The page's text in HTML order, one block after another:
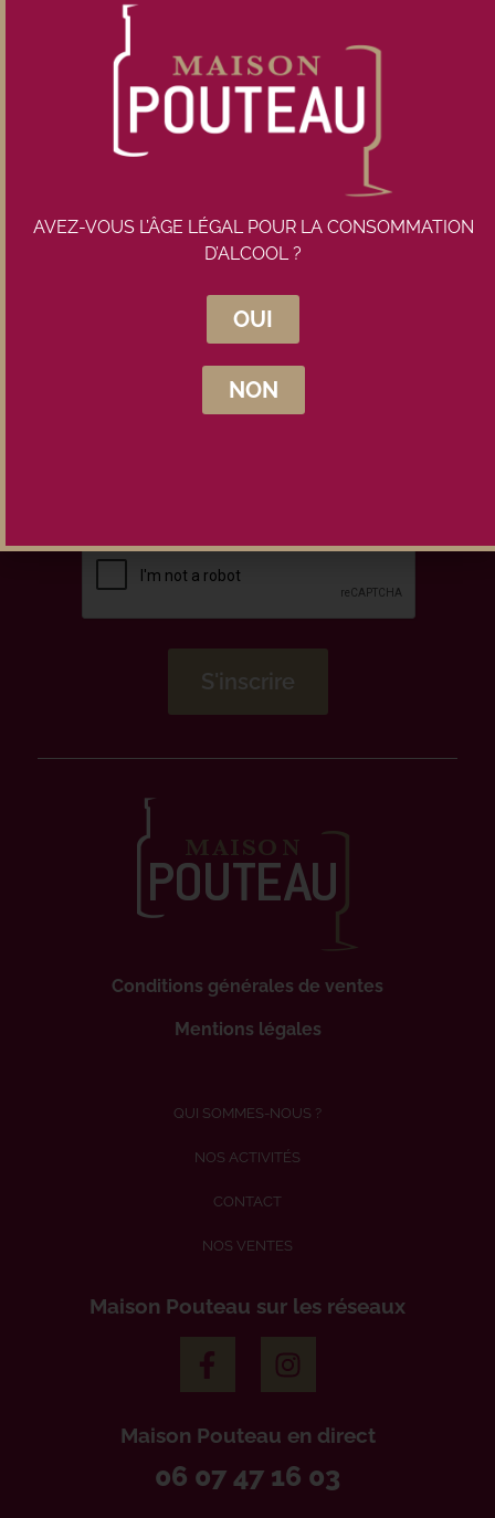
TTC
Rupture de stock
Inscrivez-vous à la newsletter
Maison Pouteau
Conditions générales de ventes
Mentions légales
QUI SOMMES-NOUS ?
NOS ACTIVITÉS
CONTACT
NOS VENTES
Maison Pouteau sur les réseaux
Maison Pouteau en direct
06 07 47 16 03
AVEZ-VOUS L’ÂGE LÉGAL POUR LA CONSOMMATION
D’ALCOOL ?
OUI
NON